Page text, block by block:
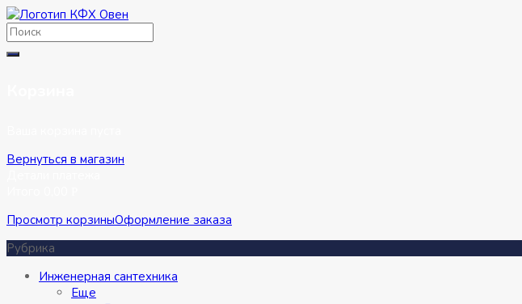
Перейти
к
содержимому
Вернуться в магазин
Просмотр корзиныОформление заказа
Рубрика
Инженерная сантехника
Eще